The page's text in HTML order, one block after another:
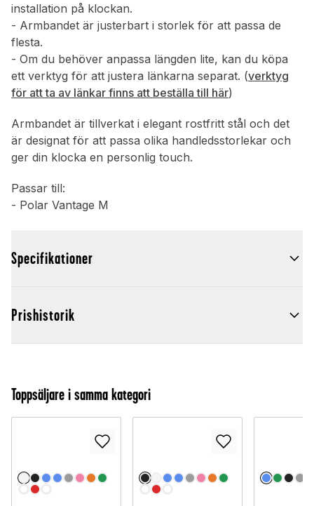
installation på klockan.
- Armbandet är justerbart i storlek för att passa de
flesta.
- Om du behöver anpassa längden lite, kan du köpa
ett verktyg för att justera länkarna separat. (verktyg
för att ta av länkar finns att beställa till här)
Armbandet är tillverkat i elegant rostfritt stål och det
är designat för att passa olika handledsstorlekar och
ger din klocka en personlig touch.
Passar till:
- Polar Vantage M
Specifikationer
Prishistorik
Toppsäljare i samma kategori